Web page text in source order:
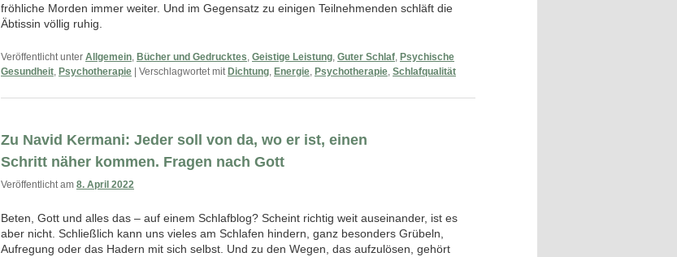
fröhliche Morden immer weiter. Und im Gegensatz zu einigen Teilnehmenden schläft die
Äbtissin völlig ruhig.
Veröffentlicht unter Allgemein, Bücher und Gedrucktes, Geistige Leistung, Guter Schlaf, Psychische
Gesundheit, Psychotherapie Verschlagwortet mit Dichtung, Energie, Psychotherapie, Schlafqualität
Zu Navid Kermani: Jeder soll von da, wo er ist, einen
Schritt näher kommen. Fragen nach Gott
Veröffentlicht am 8. April 2022
Beten, Gott und alles das – auf einem Schlafblog? Scheint richtig weit auseinander, ist es
aber nicht. Schließlich kann uns vieles am Schlafen hindern, ganz besonders Grübeln,
Aufregung oder das Hadern mit sich selbst. Und zu den Wegen, das aufzulösen, gehört